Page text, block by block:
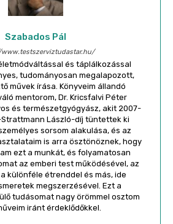
Szabados Pál
és táplálkozással
tudományosan megalapozott,
művek írása. Könyveim állandó
mentorom, Dr. Kricsfalvi Péter
és természetgyógyász, akit 2007-
László-díj tüntettek ki
sorsom alakulása, és az
is arra ösztönöznek, hogy
ezt a munkát, és folyamatosan
az emberi test működésével, az
különféle étrenddel és más, ide
megszerzésével. Ezt a
tudásomat nagy örömmel osztom
iránt érdeklődőkkel.